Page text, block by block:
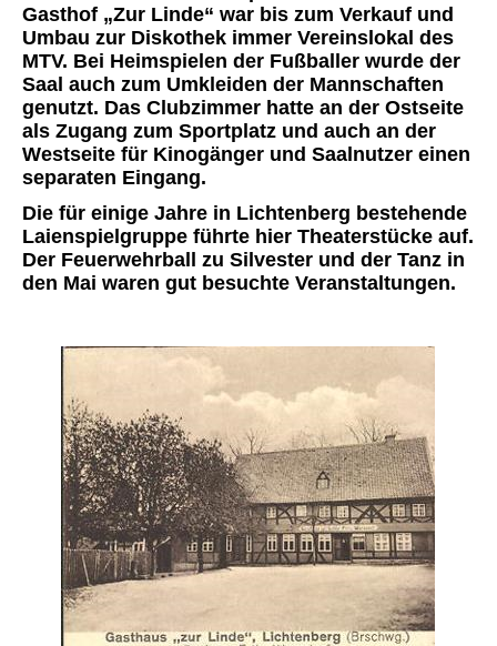
Gasthof „Zur Linde“ war bis zum Verkauf und
Umbau zur Diskothek immer Vereinslokal des
MTV. Bei Heimspielen der Fußballer wurde der
Saal auch zum Umkleiden der Mannschaften
genutzt. Das Clubzimmer hatte an der Ostseite
als Zugang zum Sportplatz und auch an der
Westseite für Kinogänger und Saalnutzer einen
separaten Eingang.
Die für einige Jahre in Lichtenberg bestehende
Laienspielgruppe führte hier Theaterstücke auf.
Der Feuerwehrball zu Silvester und der Tanz in
den Mai waren gut besuchte Veranstaltungen.